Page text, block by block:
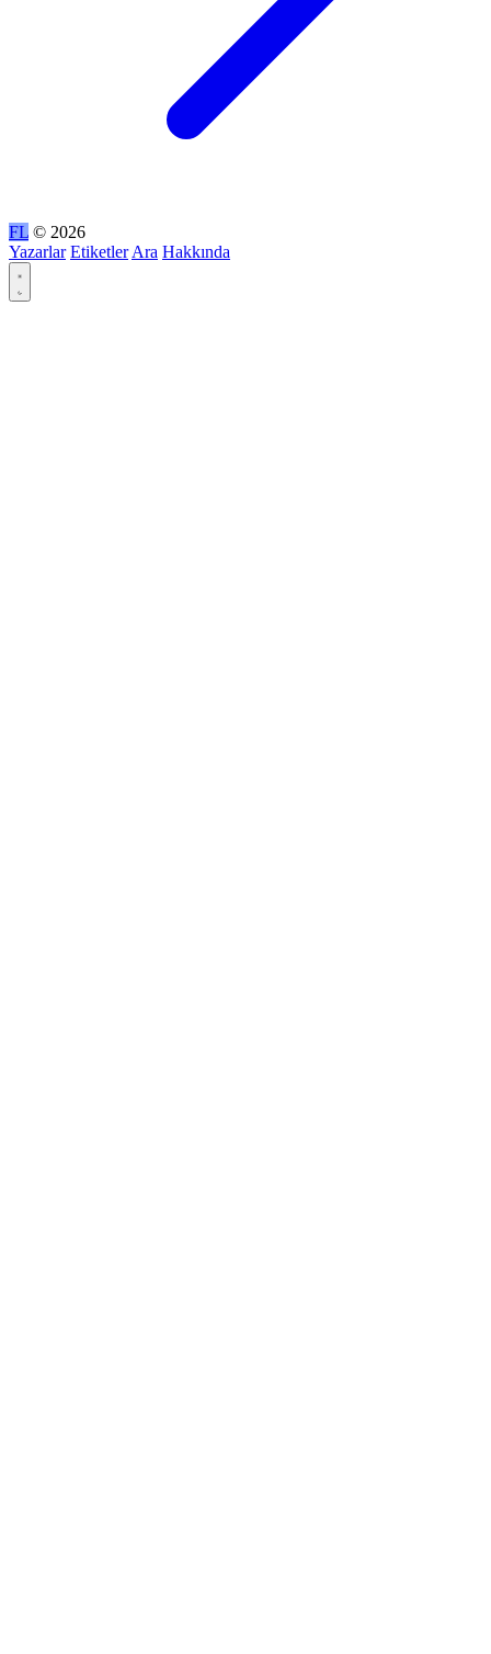
FL © 2026
Yazarlar Etiketler Ara Hakkında